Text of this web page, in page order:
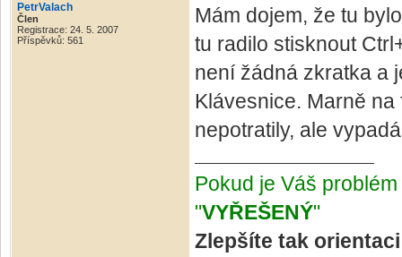
PetrValach
Člen
Registrace: 24. 5. 2007
Příspěvků: 561
Mám dojem, že tu
tu radilo stisknout
není žádná zkratka a
Klávesnice. Marně
nepotratily, ale
Pokud je Váš
"VYŘEŠENÝ"
Zlepšíte tak